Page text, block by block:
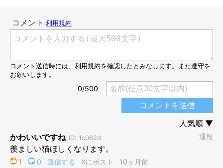
@____tukimineko
鳴きながら急いで飼い主さんの後をついてきたという、つきみく